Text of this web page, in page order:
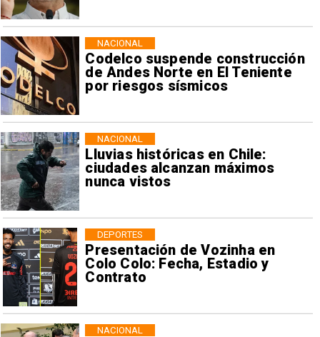
Codelco suspende construcción
de Andes Norte en El Teniente
por riesgos sísmicos
NACIONAL
Lluvias históricas en Chile:
ciudades alcanzan máximos
nunca vistos
NACIONAL
Presentación de Vozinha en
Colo Colo: Fecha, Estadio y
Contrato
DEPORTES
NACIONAL